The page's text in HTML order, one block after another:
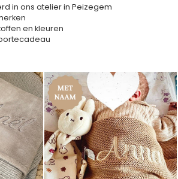
in ons atelier in Peizegem
en kleuren